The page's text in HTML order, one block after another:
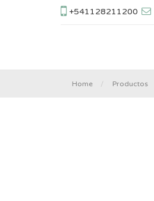
+541128211200
Home Productos